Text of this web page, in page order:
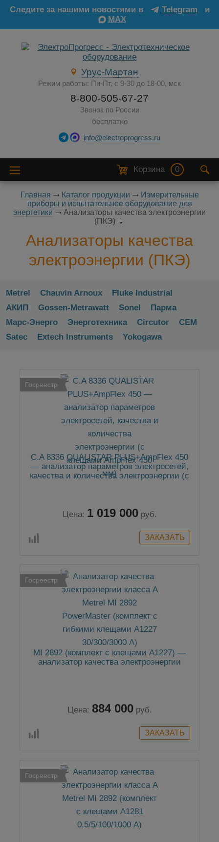
Следите за нашими новостями в Telegram
и
MAX
Урус-Мартан
Режим работы: Пн-Пт, с 9-30 до 18-00, мск
8-800-505-67-27
Звонок по России
бесплатно
info@electroprogress.ru
Корзина 0
Главная Каталог продукции
Измерительные
приборы и испытательное оборудование для
энергетики
Анализаторы качества электроэнергии
(ПКЭ)
Анализаторы качества
электроэнергии (ПКЭ)
Metrel Chauvin Arnoux
Fluke Industrial
АКИП
Gossen-Metrawatt Sonel
Парма
Марс-Энерго
Энерготехника Circutor
CEM
Satec
Extech Instruments Yokogawa
Госреестр
C.A 8336 QUALISTAR PLUS+AmpFlex 450
— анализатор параметров электросетей,
качества и количества электроэнергии (с
Цена: 1 019 000 руб.
Госреестр
MI 2892 (комплект с клещами А1227) —
анализатор качества электроэнергии
Цена: 884 000 руб.
Госреестр